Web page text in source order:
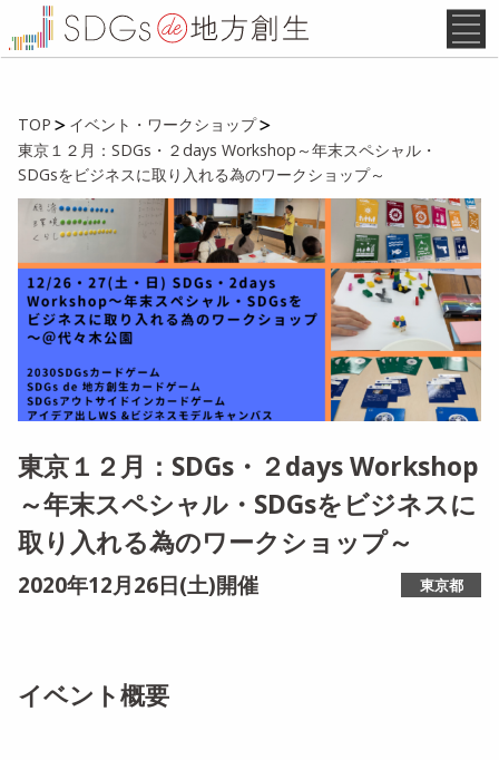
TOP
イベント・ワークショップ
東京１２月：SDGs・２days Workshop～年末スペシャル・
SDGsをビジネスに取り入れる為のワークショップ～
東京１２月：SDGs・２days Workshop
～年末スペシャル・SDGsをビジネスに
取り入れる為のワークショップ～
2020年12月26日(土)開催 東京都
イベント概要